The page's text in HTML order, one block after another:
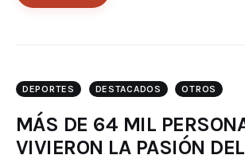
DEPORTES DESTACADOS OTROS
MÁS DE 64 MIL
VIVIERON LA PASIÓN